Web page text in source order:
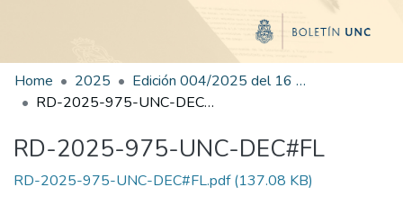
Home 2025
Edición 004/2025 del 16 de junio de 2025
RD-2025-975-UNC-DEC#FL
RD-2025-975-UNC-DEC#FL
RD-2025-975-UNC-DEC#FL.pdf(137.08 KB)